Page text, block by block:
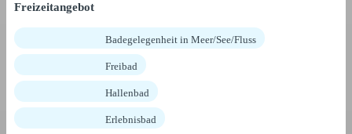
Freizeitangebot
Badegelegenheit in Meer/See/Fluss
Freibad
Hallenbad
Erlebnisbad